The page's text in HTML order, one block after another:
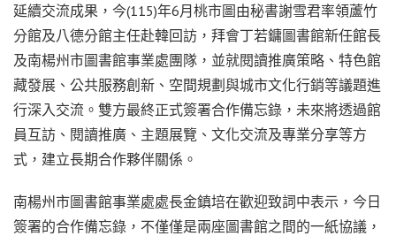
延續交流成果，今(115)年6月桃市圖由秘書謝雪君率領蘆竹
分館及八德分館主任赴韓回訪，拜會丁若鏞圖書館新任館長
及南楊州市圖書館事業處團隊，並就閱讀推廣策略、特色館
藏發展、公共服務創新、空間規劃與城市文化行銷等議題進
行深入交流。雙方最終正式簽署合作備忘錄，未來將透過館
員互訪、閱讀推廣、主題展覽、文化交流及專業分享等方
式，建立長期合作夥伴關係。
南楊州市圖書館事業處處長金鎮培在歡迎致詞中表示，今日
簽署的合作備忘錄，不僅僅是兩座圖書館之間的一紙協議，